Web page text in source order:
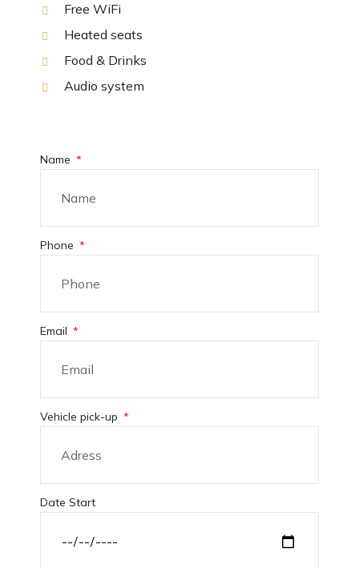
Free WiFi
Heated seats
Food & Drinks
Audio system
Name
Phone
Email
Vehicle pick-up
Date Start